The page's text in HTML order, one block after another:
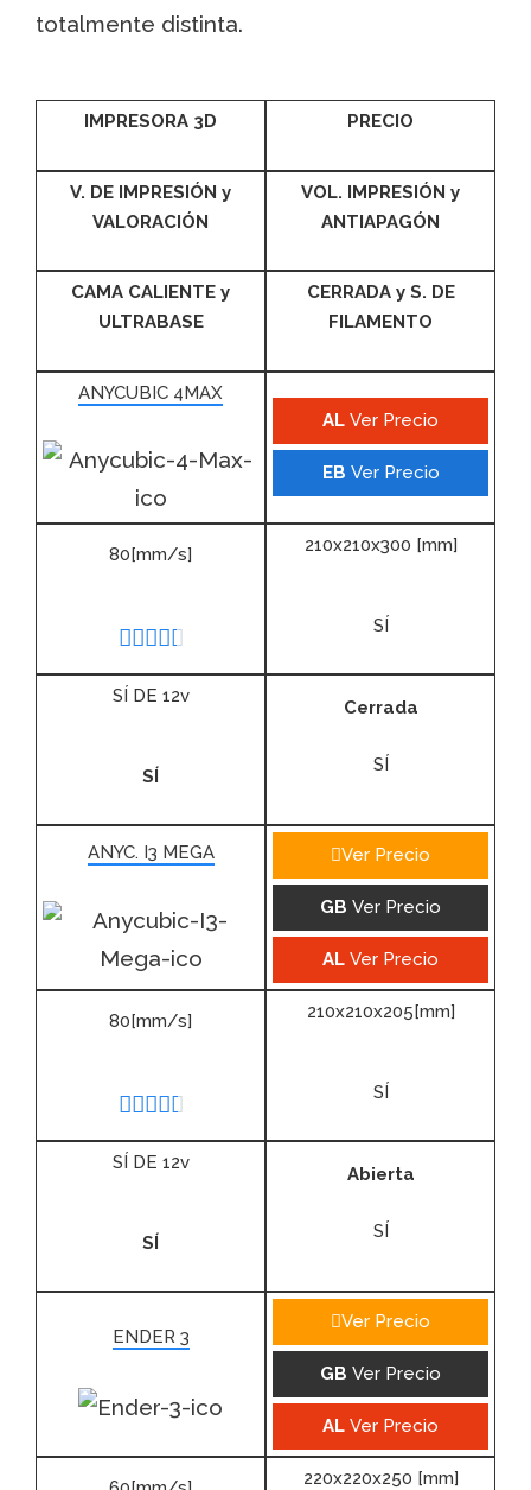
totalmente distinta.
IMPRESORA 3D PRECIO
V. DE IMPRESIÓN y
VALORACIÓN
VOL. IMPRESIÓN y
ANTIAPAGÓN
CAMA CALIENTE y
ULTRABASE
CERRADA y S. DE
FILAMENTO
ANYCUBIC 4MAX
AL Ver Precio
EB Ver Precio
80[mm/s]

210x210x300 [mm]
SÍ
SÍ DE 12v
SÍ
Cerrada
SÍ
ANYC. I3 MEGA Ver Precio
GB Ver Precio
AL Ver Precio
80[mm/s]

210x210x205[mm]
SÍ
SÍ DE 12v
SÍ
Abierta
SÍ
ENDER 3
Ver Precio
GB Ver Precio
AL Ver Precio
220x220x250 [mm]